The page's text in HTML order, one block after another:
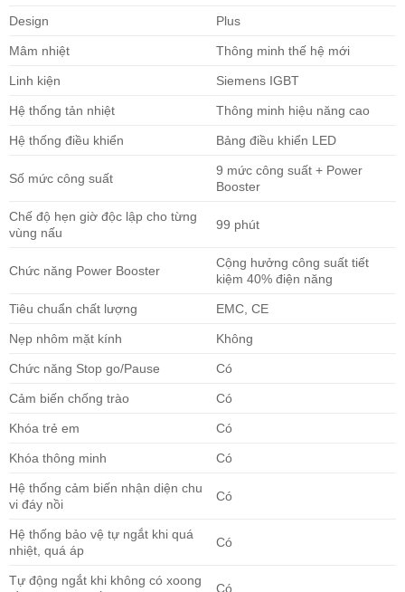
Design Plus
Mâm nhiệt Thông minh thế hệ mới
Linh kiện Siemens IGBT
Hệ thống tản nhiệt Thông minh hiệu năng cao
Hệ thống điều khiển Bảng điều khiển LED
Số mức công suất
9 mức công suất + Power
Booster
Chế độ hẹn giờ độc lập cho từng
vùng nấu
99 phút
Chức năng Power Booster
Cộng hưởng công suất tiết
kiệm 40% điện năng
Tiêu chuẩn chất lượng EMC, CE
Nẹp nhôm mặt kính Không
Chức năng Stop go/Pause Có
Cảm biến chống trào Có
Khóa trẻ em Có
Khóa thông minh Có
Hệ thống cảm biến nhận diện chu
vi đáy nồi
Có
Hệ thống bảo vệ tự ngắt khi quá
nhiệt, quá áp
Có
Tự động ngắt khi không có xoong
Có